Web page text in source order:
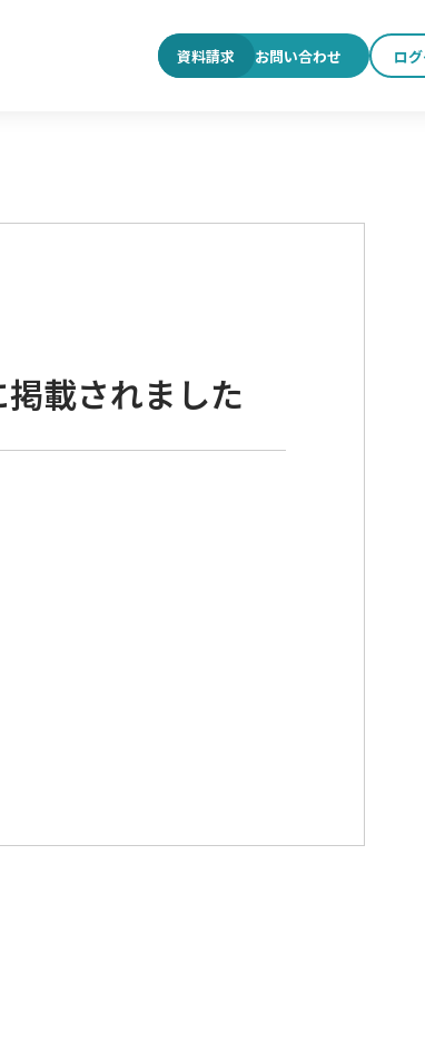
資料請求 お問い合わせ ロ
載されました